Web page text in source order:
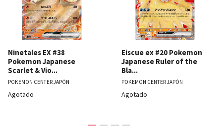
Ninetales EX #38
Pokemon Japanese
Scarlet & Vio...
POKEMON CENTER JAPÓN
Agotado
Eiscue ex #20 Pokemon
Japanese Ruler of the
Bla...
POKEMON CENTER JAPÓN
Agotado